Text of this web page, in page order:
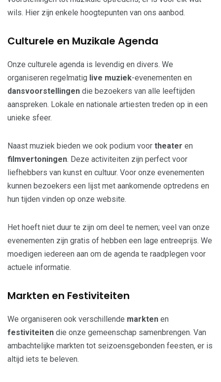
wils. Hier zijn enkele hoogtepunten van ons aanbod.
Culturele en Muzikale Agenda
Onze culturele agenda is levendig en divers. We
organiseren regelmatig live muziek-evenementen en
dansvoorstellingen die bezoekers van alle leeftijden
aanspreken. Lokale en nationale artiesten treden op in een
unieke sfeer.
Naast muziek bieden we ook podium voor theater en
filmvertoningen. Deze activiteiten zijn perfect voor
liefhebbers van kunst en cultuur. Voor onze evenementen
kunnen bezoekers een lijst met aankomende optredens en
hun tijden vinden op onze website.
Het hoeft niet duur te zijn om deel te nemen; veel van onze
evenementen zijn gratis of hebben een lage entreeprijs. We
moedigen iedereen aan om de agenda te raadplegen voor
actuele informatie.
Markten en Festiviteiten
We organiseren ook verschillende markten en
festiviteiten die onze gemeenschap samenbrengen. Van
ambachtelijke markten tot seizoensgebonden feesten, er is
altijd iets te beleven.